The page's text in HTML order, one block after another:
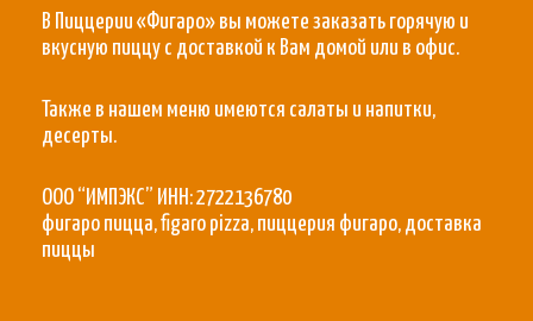
В Пиццерии «Фигаро» вы можете заказать горячую и
вкусную пиццу с доставкой к Вам домой или в офис.
Также в нашем меню имеются салаты и напитки,
десерты.
ООО “ИМПЭКС” ИНН: 2722136780
фигаро пицца, figaro pizza, пиццерия фигаро, доставка
пиццы